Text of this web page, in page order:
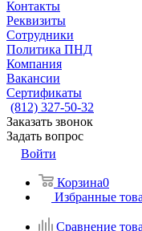
Контакты
Реквизиты
Сотрудники
Политика ПНД
Компания
Вакансии
Сертификаты
(812) 327-50-32
Заказать звонок
Задать вопрос
Войти
Корзина0
Избранные
Сравнение